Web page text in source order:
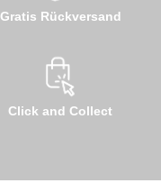
Gratis Rückversand
Click and Collect